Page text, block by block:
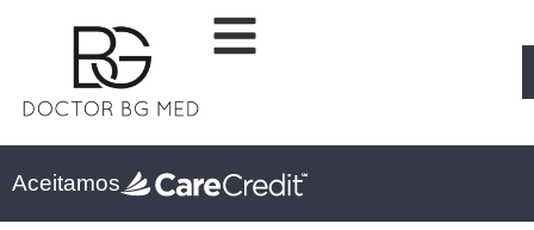
Aceitamos